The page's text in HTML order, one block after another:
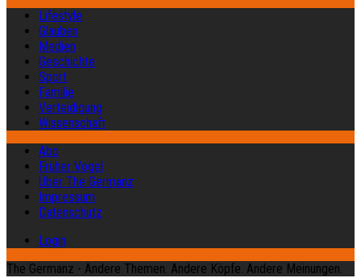
Lifestyle
Glauben
Medien
Geschichte
Sport
Familie
Verteidigung
Wissenschaft
Abo
Früher Vogel
Über The Germanz
Impressum
Datenschutz
Login
The Germanz - Andere Themen. Andere Köpfe. Andere Meinungen.